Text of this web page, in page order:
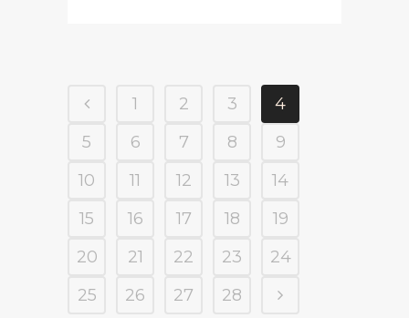
1 2 3
4
5
6 7 8
9
10
11 12 13
14
15
16 17 18
19
20
21 22 23
24
25
26 27 28